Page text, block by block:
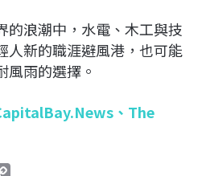
的浪潮中，水電、木工與技
人新的職涯避風港，也可能
風雨的選擇。
、 The